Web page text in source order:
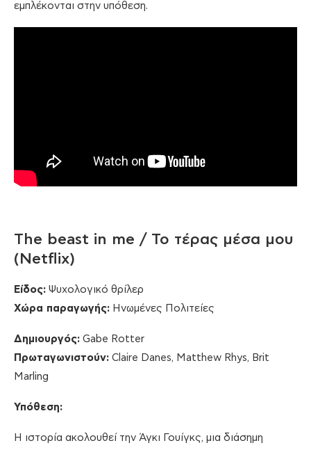
εμπλέκονται στην υπόθεση.
The beast in me / Το τέρας μέσα μου
(Netflix)
Είδος: Ψυχολογικό θρίλερ
Χώρα παραγωγής: Ηνωμένες Πολιτείες
Δημιουργός: Gabe Rotter
Πρωταγωνιστούν: Claire Danes, Matthew Rhys, Brit
Marling
Υπόθεση:
Η ιστορία ακολουθεί την Άγκι Γουίγκς, μια διάσημη